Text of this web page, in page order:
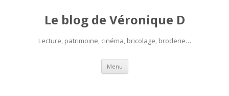
Le blog de Véronique D
Lecture, patrimoine, cinéma, bricolage, broderie…
Menu Aller
contenu